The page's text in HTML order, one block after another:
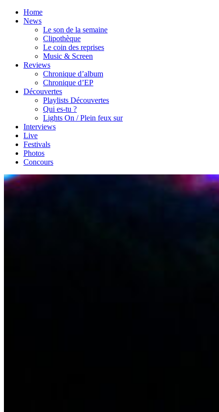
Home
News
Le son de la semaine
Clipothèque
Le coin des reprises
Music & Screen
Reviews
Chronique d’album
Chronique d’EP
Découvertes
Playlists Découvertes
Qui es-tu ?
Lights On / Plein feux sur
Interviews
Live
Festivals
Photos
Concours